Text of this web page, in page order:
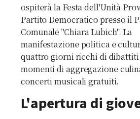
ospiterà la Festa dell'Unità
Partito Democratico presso il
Comunale "Chiara Lubich". La
manifestazione politica e
quattro giorni ricchi di
momenti di aggregazione
concerti musicali gratuiti.
L'apertura di